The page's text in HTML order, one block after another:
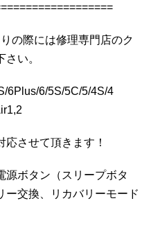
の際には修理専門店のク
い。
6Plus/6/5S/5C/5/4S/4
させて頂きます！
源ボタン（スリープボタ
ー交換、リカバリーモード